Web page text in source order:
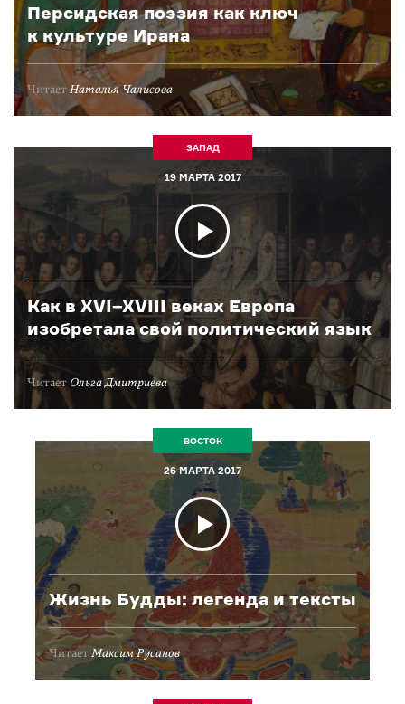
Персидская поэзия как ключ
к культуре Ирана
ЧитаетНаталья Чалисова
ЗАПАД
19 МАРТА 2017
Как в XVI–XVIII веках Европа
изобретала свой политический язык
Читает Ольга Дмитриева
ВОСТОК
26 МАРТА 2017
Жизнь Будды: легенда и тексты
ЧитаетМаксим Русанов